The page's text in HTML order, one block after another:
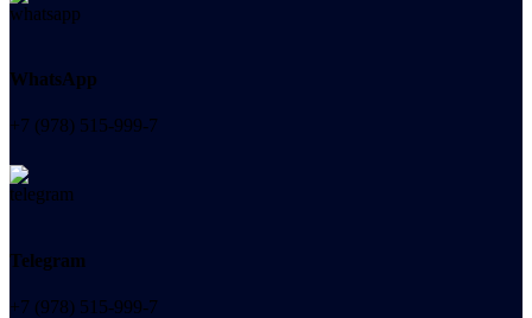
WhatsApp
+7 (978) 515-999-7
Telegram
+7 (978) 515-999-7